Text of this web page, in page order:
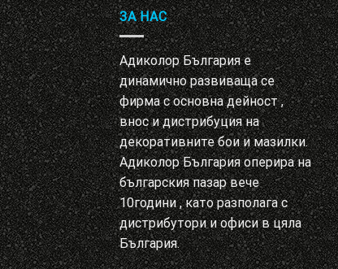
ЗА НАС
Адиколор България е
динамично развиваща се
фирма с основна дейност ,
внос и дистрибуция на
декоративните бои и мазилки.
Адиколор България оперира на
българския пазар вече
10години , като разполага с
дистрибутори и офиси в цяла
България.